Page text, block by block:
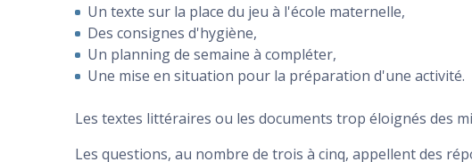
Un texte sur la place du jeu à l'école maternelle,
Des consignes d'hygiène,
Un planning de semaine à compléter,
Une mise en situation pour la préparation d'une activité.
Les textes littéraires ou les documents trop éloignés des
Les questions, au nombre de trois à cinq, appellent des